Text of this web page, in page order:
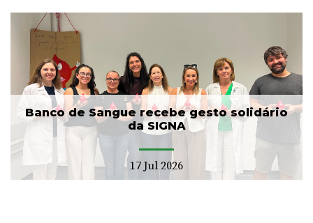
Banco de Sangue recebe gesto solidário
da SIGNA
17 Jul 2026